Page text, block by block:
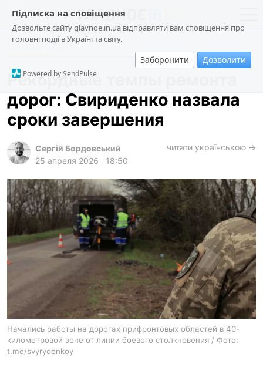
Підписка на сповіщення
Дозвольте сайту glavnoe.in.ua відправляти вам сповіщення про
головні події в Україні та світу.
Заборонити Дозволити
Powered by SendPulse
новости
о проекте
общество
происшествия
криминал
лонгриды
харьков
архив
gambling
ua en
Общество
Рекордные темпы ремонта
дорог: Свириденко назвала
сроки завершения
Сергій Бордовський
25 апреля 2026
18:50
читати українською →
Начались работы на дорогах прифронтовых областей в 40-
километровой зоне от линии боевого столкновения / Фото:
t.me/svyrydenkoy